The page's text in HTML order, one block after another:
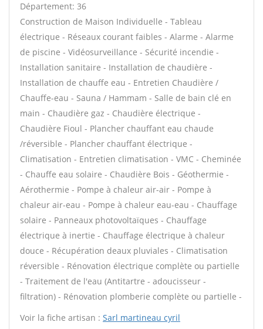
Département: 36
Construction de Maison Individuelle - Tableau
électrique - Réseaux courant faibles - Alarme - Alarme
de piscine - Vidéosurveillance - Sécurité incendie -
Installation sanitaire - Installation de chaudière -
Installation de chauffe eau - Entretien Chaudière /
Chauffe-eau - Sauna / Hammam - Salle de bain clé en
main - Chaudière gaz - Chaudière électrique -
Chaudière Fioul - Plancher chauffant eau chaude
/réversible - Plancher chauffant électrique -
Climatisation - Entretien climatisation - VMC - Cheminée
- Chauffe eau solaire - Chaudière Bois - Géothermie -
Aérothermie - Pompe à chaleur air-air - Pompe à
chaleur air-eau - Pompe à chaleur eau-eau - Chauffage
solaire - Panneaux photovoltaïques - Chauffage
électrique à inertie - Chauffage électrique à chaleur
douce - Récupération deaux pluviales - Climatisation
réversible - Rénovation électrique complète ou partielle
- Traitement de l'eau (Antitartre - adoucisseur -
filtration) - Rénovation plomberie complète ou partielle -
Voir la fiche artisan : Sarl martineau cyril